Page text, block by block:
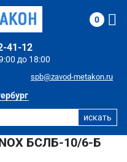
до 18:00
41-12
spb@zavod-metakon.ru
0
БСЛБ-10/6-Б